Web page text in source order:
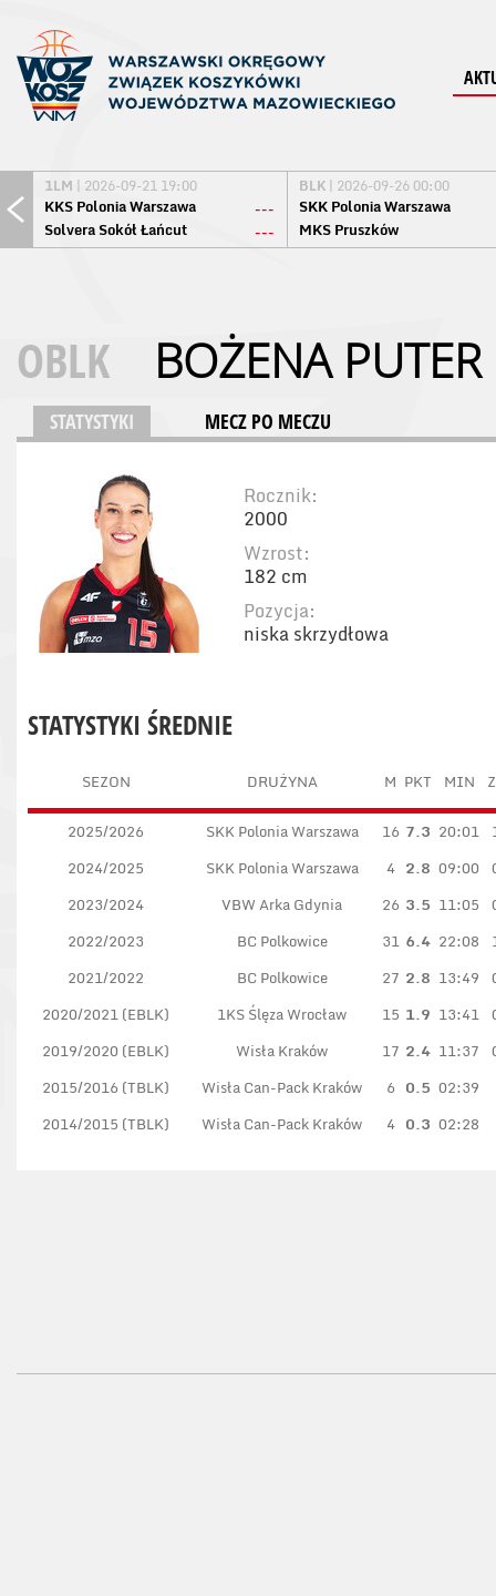
1LM | 2026-09-21 19:00
KKS Polonia Warszawa
---
Solvera Sokół Łańcut
---
BLK | 2026-09-26 00:00
SKK Polonia Warszawa
MKS Pruszków
OBLK BOŻENA PUTER
STATYSTYKI MECZ PO MECZU
Rocznik:
2000
Wzrost:
182 cm
Pozycja:
niska skrzydłowa
STATYSTYKI ŚREDNIE
SEZON DRUŻYNA M PKT MIN
2025/2026 SKK Polonia Warszawa 16 7.3 20:01
2024/2025
SKK Polonia Warszawa 4 2.8 09:00
2023/2024
VBW Arka Gdynia 26 3.5 11:05
2022/2023
BC Polkowice 31 6.4 22:08
2021/2022
BC Polkowice 27 2.8 13:49
2020/2021 (EBLK)
1KS Ślęza Wrocław 15 1.9 13:41
2019/2020 (EBLK)
Wisła Kraków 17 2.4 11:37
2015/2016 (TBLK)
Wisła Can-Pack Kraków 6 0.5 02:39
2014/2015 (TBLK)
Wisła Can-Pack Kraków 4 0.3 02:28